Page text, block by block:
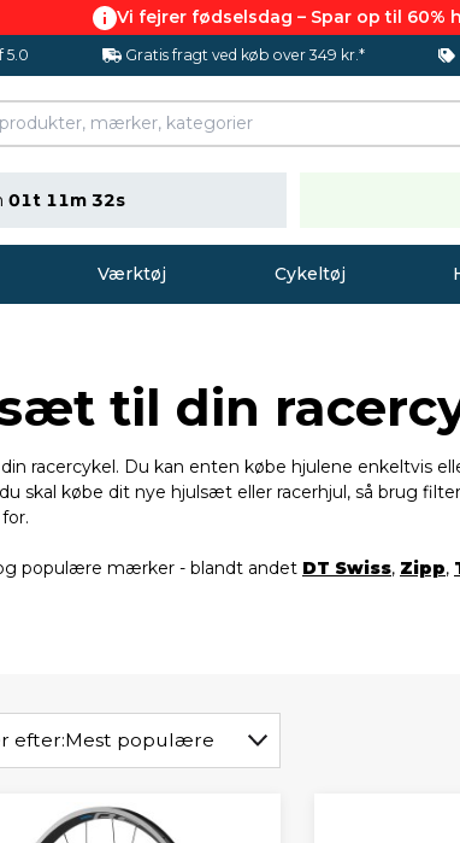
Vi fejrer fødselsdag – Spar op til 60%
5.0 Gratis fragt ved køb over 349 kr.*
01t 11m 31s
Værktøj Cykeltøj
til din
racercykel. Du kan enten købe hjulene enkeltvis
skal købe dit nye hjulsæt eller racerhjul, så brug
populære mærker - blandt andet DT Swiss, Zipp,
efter:Mest populære